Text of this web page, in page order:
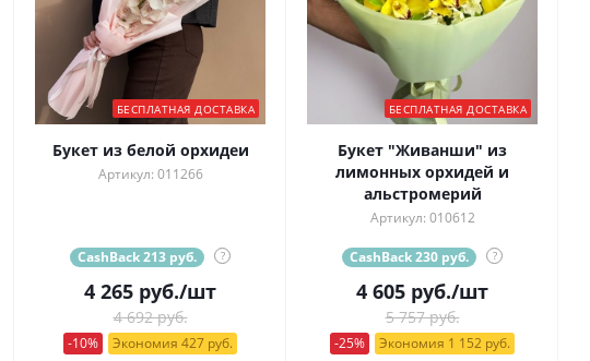
БЕСПЛАТНАЯ ДОСТАВКА
Букет из белой орхидеи
Артикул: 011266
CashBack 213 руб. ?
4 265 руб./шт
4 692 руб.
-10% Экономия 427 руб.
БЕСПЛАТНАЯ ДОСТАВКА
Букет "Живанши" из
лимонных орхидей и
альстромерий
Артикул: 010612
CashBack 230 руб. ?
4 605 руб./шт
5 757 руб.
-25% Экономия 1 152 руб.